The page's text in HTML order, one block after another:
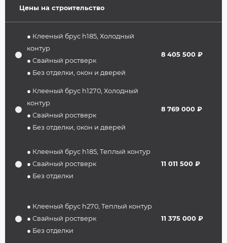
Цены на строительство
● Клееный брус h185, Холодный
контур
● Свайный ростверк
● Без отделки, окон и дверей
8 405 500 ₽
● Клееный брус h1270, Холодный
контур
● Свайный ростверк
● Без отделки, окон и дверей
8 769 000 ₽
● Клееный брус h185, Теплый контур
● Свайный ростверк
● Без отделки
11 011 500 ₽
● Клееный брус h270, Теплый контур
● Свайный ростверк
● Без отделки
11 375 000 ₽